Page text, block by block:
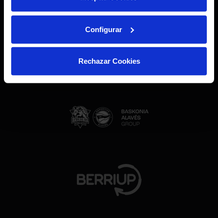
Configurar
Rechazar Cookies
Handienbabesarekin
erakunde nagusien babesa du.